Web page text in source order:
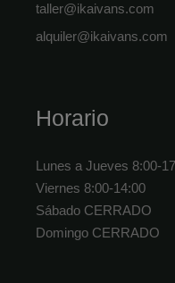
taller@ikaivans.com
alquiler@ikaivans.com
Horario
Lunes a Jueves 8:00-
Viernes 8:00-14:00
Sábado CERRADO
Domingo CERRADO